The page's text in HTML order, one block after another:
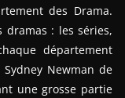
des Drama.
dramas : les séries,
département
Newman de
une grosse partie